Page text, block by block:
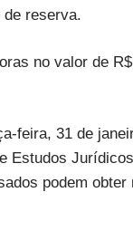
reserva.
no valor de
feira, 31 de
Estudos
podem